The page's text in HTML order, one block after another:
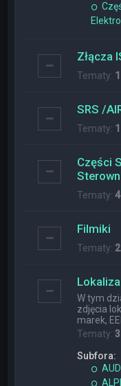
Złącza
Tematy: 1
SRS /
Tematy: 1
Części
Tematy:4
Filmiki
Tematy: 2
W tym
zdjęcia
marek,
Tematy:
Subfora:
AUDI